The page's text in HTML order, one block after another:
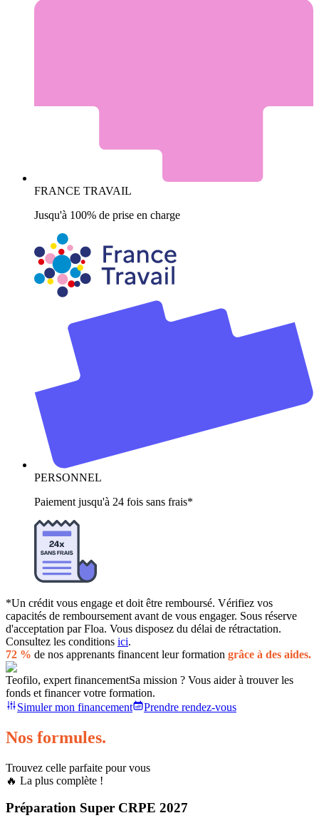
FRANCE TRAVAIL
Jusqu'à 100% de prise en charge
PERSONNEL
Paiement jusqu'à 24 fois sans frais*
*Un crédit vous engage et doit être remboursé. Vérifiez vos
capacités de remboursement avant de vous engager. Sous réserve
d'acceptation par Floa. Vous disposez du délai de rétractation.
Consultez les conditions ici.
72 % de nos apprenants financent leur formation grâce à des aides.
Teofilo, expert financementSa mission ? Vous aider à trouver les
fonds et financer votre formation.
Simuler mon financement
Prendre rendez-vous
Nos formules.
Trouvez celle parfaite pour vous
🔥 La plus complète !
Préparation Super CRPE 2027